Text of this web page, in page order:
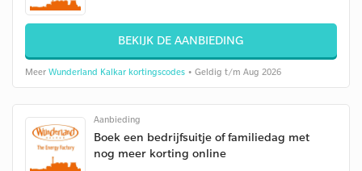
BEKIJK DE AANBIEDING
Meer Wunderland Kalkar kortingscodes • Geldig t/m Aug 2026
Aanbieding
Boek een bedrijfsuitje of familiedag met
nog meer korting online